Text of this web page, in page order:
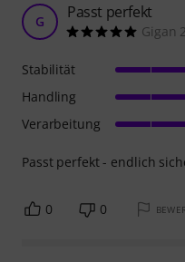
G Passt perfekt
Gigan
Passt perfekt - endlich
Stabilität
Handling
Verarbeitung
0 0